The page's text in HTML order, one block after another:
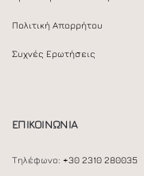
Πολιτική Απορρήτου
Συχνές Ερωτήσεις
ΕΠΙΚΟΙΝΩΝΙΑ
Τηλέφωνο: +30 2310 280035